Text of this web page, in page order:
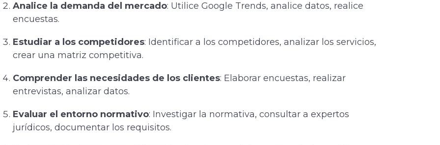
Analice la demanda del mercado: Utilice Google Trends, analice datos, realice
encuestas.
Estudiar a los competidores: Identificar a los competidores, analizar los servicios,
crear una matriz competitiva.
Comprender las necesidades de los clientes: Elaborar encuestas, realizar
entrevistas, analizar datos.
Evaluar el entorno normativo: Investigar la normativa, consultar a expertos
jurídicos, documentar los requisitos.